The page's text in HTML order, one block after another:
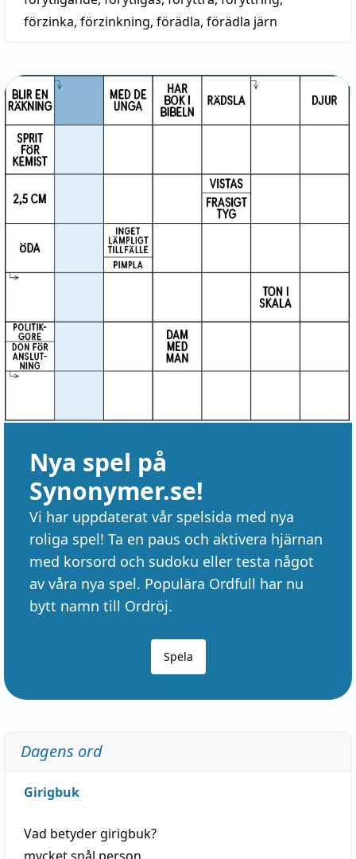
förzinka, förzinkning, förädla, förädla järn
Nya spel på
Synonymer.se!
Vi har uppdaterat vår spelsida med nya
roliga spel! Ta en paus och aktivera hjärnan
med korsord och sudoku eller testa något
av våra nya spel. Populära Ordfull har nu
bytt namn till Ordröj.
Spela
Dagens ord
Girigbuk
Vad betydergirigbuk?